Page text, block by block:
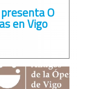
O
en Vigo